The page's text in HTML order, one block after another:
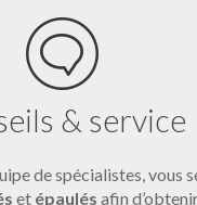
& service
de spécialistes, vous
etépaulés afin